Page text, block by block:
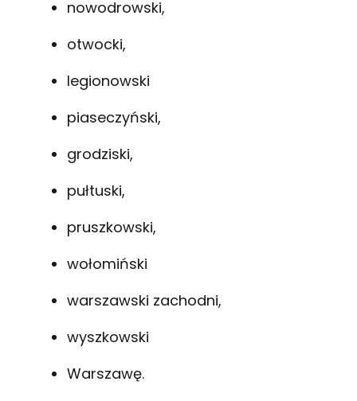
nowodrowski,
otwocki,
legionowski
piaseczyński,
grodziski,
pułtuski,
pruszkowski,
wołomiński
warszawski zachodni,
wyszkowski
Warszawę.